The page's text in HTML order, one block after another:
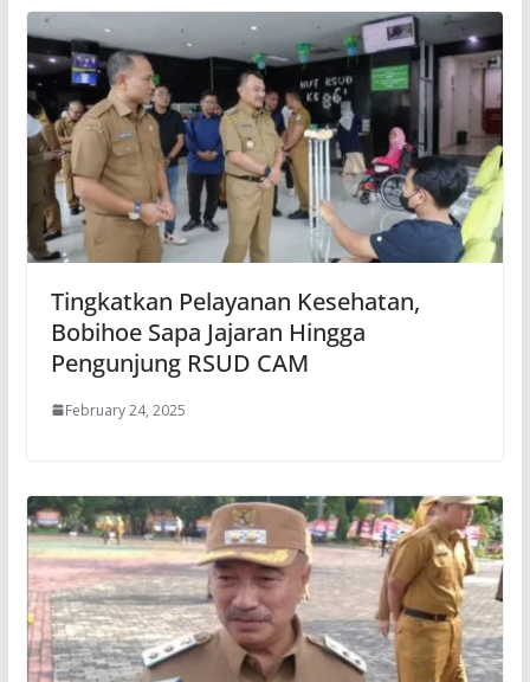
Tingkatkan Pelayanan Kesehatan,
Bobihoe Sapa Jajaran Hingga
Pengunjung RSUD CAM
February 24, 2025